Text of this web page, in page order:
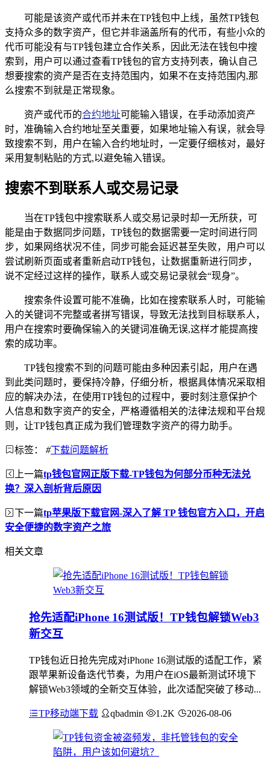
可能是该资产或代币并未在TP钱包中上线，虽然TP钱包
支持众多的数字资产，但它并非涵盖所有的代币，有些小众的
代币可能没有与TP钱包建立合作关系，因此无法在钱包中搜
索到，用户可以通过查看TP钱包的官方支持列表，确认自己
想要搜索的资产是否在支持范围内，如果不在支持范围内,那
么搜索不到就是正常现象。
资产或代币的合约地址可能输入错误，在手动添加资产
时，准确输入合约地址至关重要，如果地址输入有误，就会导
致搜索不到，用户在输入合约地址时，一定要仔细核对，最好
采用复制粘贴的方式,以避免输入错误。
搜索不到联系人或交易记录
当在TP钱包中搜索联系人或交易记录时却一无所获，可
能是由于数据同步问题，TP钱包的数据需要一定时间进行同
步，如果网络状况不佳，同步可能会延迟甚至失败，用户可以
尝试刷新页面或者重新启动TP钱包，让数据重新进行同步，
说不定经过这样的操作，联系人或交易记录就会“现身”。
搜索条件设置可能不准确，比如在搜索联系人时，可能输
入的关键词不完整或者拼写错误，导致无法找到目标联系人，
用户在搜索时要确保输入的关键词准确无误,这样才能提高搜
索的成功率。
TP钱包搜索不到的问题可能由多种因素引起，用户在遇
到此类问题时，要保持冷静，仔细分析，根据具体情况采取相
应的解决办法，在使用TP钱包的过程中，要时刻注意保护个
人信息和数字资产的安全，严格遵循相关的法律法规和平台规
则，让TP钱包真正成为我们管理数字资产的得力助手。
标签： #下载问题解析
上一篇tp钱包官网正版下载-TP钱包为何部分币种无法兑
换？深入剖析背后原因
下一篇tp苹果版下载官网-深入了解 TP 钱包官方入口，开启
安全便捷的数字资产之旅
相关文章
抢先适配iPhone 16测试版！TP钱包解锁Web3
新交互
TP钱包近日抢先完成对iPhone 16测试版的适配工作，紧
跟苹果新设备迭代节奏，为用户在iOS最新测试环境下
解锁Web3领域的全新交互体验，此次适配突破了移动...
TP移动端下载 qbadmin 1.2K 2026-08-06